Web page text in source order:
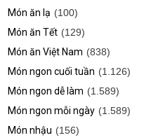
Món ăn lạ (100)
Món ăn Tết (129)
Món ăn Việt Nam (838)
Món ngon cuối tuần (1.126)
Món ngon dễ làm (1.589)
Món ngon mỗi ngày (1.589)
Món nhậu (156)